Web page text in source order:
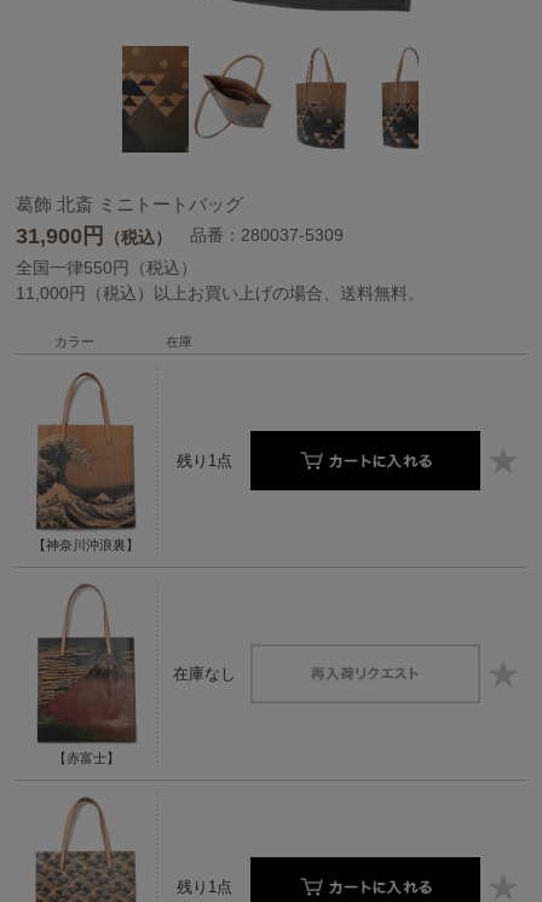
葛飾 北斎 ミニトートバッグ
31,900 円 （税込）
品番：280037-5309
全国一律550円（税込）
11,000円（税込）以上お買い上げの場合、送料無料。
カラー 在庫
【神奈川沖浪裏】
残り1点
【赤富士】
在庫なし
残り1点